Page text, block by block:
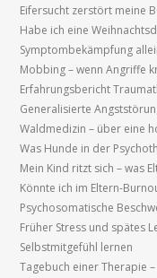
Eifersucht zerstört meine
Habe ich eine
Symptombekämpfung
Mobbing – wenn Angriffe
Erfahrungsbericht
Generalisierte
Waldmedizin – über eine
Was Hunde in der
Mein Kind ritzt sich – was
Könnte ich im Eltern-
Psychosomatische
Früher Stress und spätes
Selbstmitgefühl lernen
Tagebuch einer Therapie